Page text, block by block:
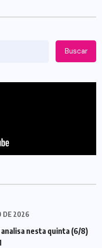
Buscar
DE 2026
analisa nesta quinta (6/8)